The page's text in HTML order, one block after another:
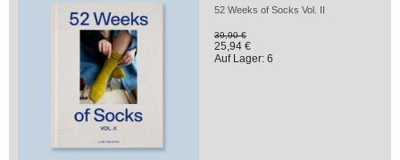
52 Weeks of Socks Vol. II
39,90 €
25,94 €
Auf Lager: 6